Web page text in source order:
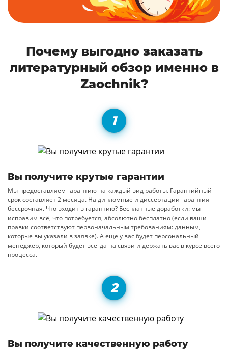
Почему выгодно заказать
литературный обзор именно в
Zaochnik?
Вы получите крутые гарантии
Мы предоставляем гарантию на каждый вид работы. Гарантийный
срок составляет 2 месяца. На дипломные и диссертации гарантия
бессрочная. Что входит в гарантию? Бесплатные доработки: мы
исправим всё, что потребуется, абсолютно бесплатно (если ваши
правки соответствуют первоначальным требованиям: данным,
которые вы указали в заявке). А еще у вас будет персональный
менеджер, который будет всегда на связи и держать вас в курсе всего
процесса.
Вы получите качественную работу